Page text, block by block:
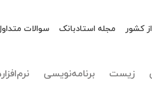
کشور مجله استادبانک سوالات
زیست برنامه‌نویسی
نوع تدریس